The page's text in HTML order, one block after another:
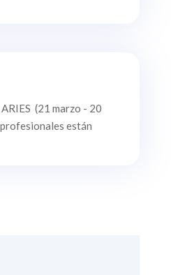
(21 marzo - 20
están